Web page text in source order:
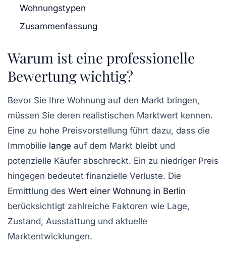
Wohnungstypen
Zusammenfassung
Warum ist eine professionelle
Bewertung wichtig?
Bevor Sie Ihre Wohnung auf den Markt bringen,
müssen Sie deren realistischen Marktwert kennen.
Eine zu hohe Preisvorstellung führt dazu, dass die
Immobilie lange auf dem Markt bleibt und
potenzielle Käufer abschreckt. Ein zu niedriger Preis
hingegen bedeutet finanzielle Verluste. Die
Ermittlung des Wert einer Wohnung in Berlin
berücksichtigt zahlreiche Faktoren wie Lage,
Zustand, Ausstattung und aktuelle
Marktentwicklungen.